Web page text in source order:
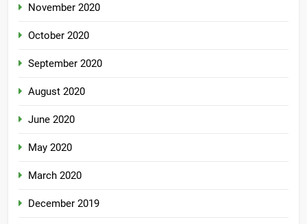
November 2020
October 2020
September 2020
August 2020
June 2020
May 2020
March 2020
December 2019